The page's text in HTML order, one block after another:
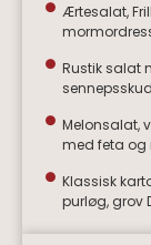
Ærtesalat,
Rustik salat
Melonsalat,
med feta og
Klassisk
purløg, grov